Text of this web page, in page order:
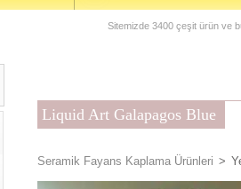
Sitemizde 3400 çeşit ürün ve
Liquid Art Galapagos Blue
Seramik Fayans Kaplama Ürünleri >